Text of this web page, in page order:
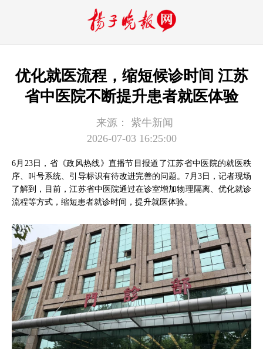
优化就医流程，缩短候诊时间 江苏
省中医院不断提升患者就医体验
来源：
紫牛新闻
2026-07-03 16:25:00
6月23日，省《政风热线》直播节目报道了江苏省中医院的就医秩
序、叫号系统、引导标识有待改进完善的问题。7月3日，记者现场
了解到，目前，江苏省中医院通过在诊室增加物理隔离、优化就诊
流程等方式，缩短患者就诊时间，提升就医体验。